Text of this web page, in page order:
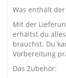
Was enthält
Mit der
erhältst du
brauchst. Du
Vorbereitung
Das Zubehör: